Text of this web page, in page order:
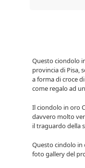
Questo ciondolo
provincia di Pisa,
a forma di croce
come regalo ad
Il ciondolo in oro
davvero molto
il traguardo della
Questo cindolo in
foto gallery del